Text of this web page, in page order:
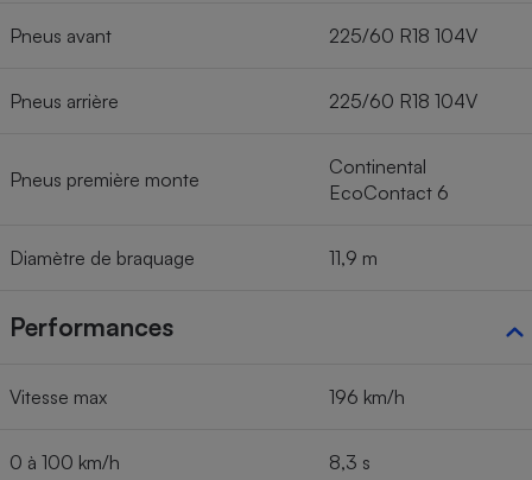
Pneus avant 225/60 R18 104V
Pneus arrière 225/60 R18 104V
Pneus première monte
Continental
EcoContact 6
Diamètre de braquage 11,9 m
Performances
Vitesse max 196 km/h
0 à 100 km/h 8,3 s